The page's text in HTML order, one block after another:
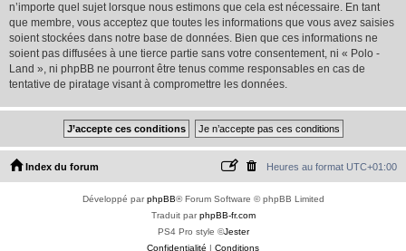
n’importe quel sujet lorsque nous estimons que cela est nécessaire. En tant
que membre, vous acceptez que toutes les informations que vous avez saisies
soient stockées dans notre base de données. Bien que ces informations ne
soient pas diffusées à une tierce partie sans votre consentement, ni « Polo -
Land », ni phpBB ne pourront être tenus comme responsables en cas de
tentative de piratage visant à compromettre les données.
Index du forum Heures au format UTC+01:00
Développé parphpBB® Forum Software © phpBB Limited
Traduit parphpBB-fr.com
PS4 Pro style ©Jester
Confidentialité | Conditions